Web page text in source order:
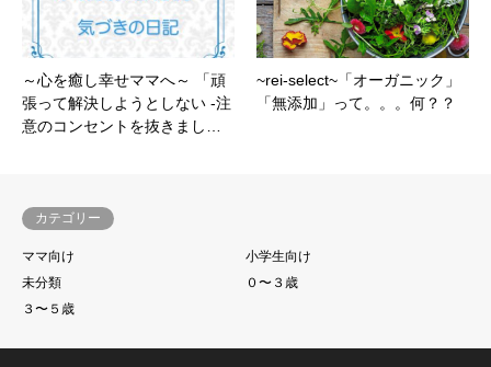
～心を癒し幸せママへ～ 「頑
張って解決しようとしない -注
意のコンセントを抜きまし…
~rei-select~「オーガニック」
「無添加」って。。。何？？
カテゴリー
ママ向け
小学生向け
未分類
０〜３歳
３〜５歳